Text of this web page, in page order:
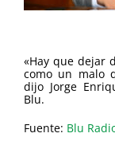
«Hay que dejar
como un malo
dijo Jorge
Blu.
Fuente: Blu